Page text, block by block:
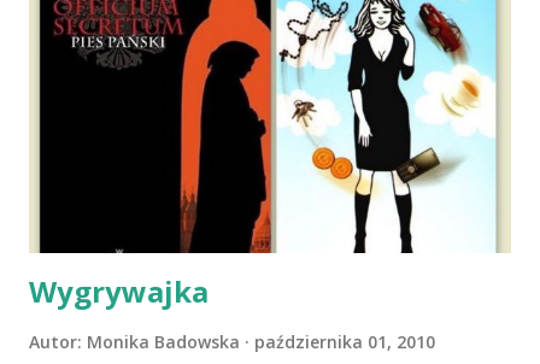
ludźmi i kotami, pojawił się pomysł na wspólny jesienny
wyjazd w Beskid Niski. Zanim to jednak się stało psica miała
atak padaczki, co spowodowało, że wyjazd odwołaliśmy,
wdrożyliśmy leczenie i od nowa zaczęliśmy oswajać z nami i
wspólnym życiem zdezorientowanego chorobą psa. Udało
się ustabilizować zawirowania zdrowotne i wówczas
zaczęliśmy się cieszyć sobą wzajemnie już na 100%.
Dopier...
Wygrywajka
Autor: Monika Badowska października 01, 2010